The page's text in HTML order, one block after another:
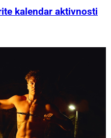
kalendar aktivnosti